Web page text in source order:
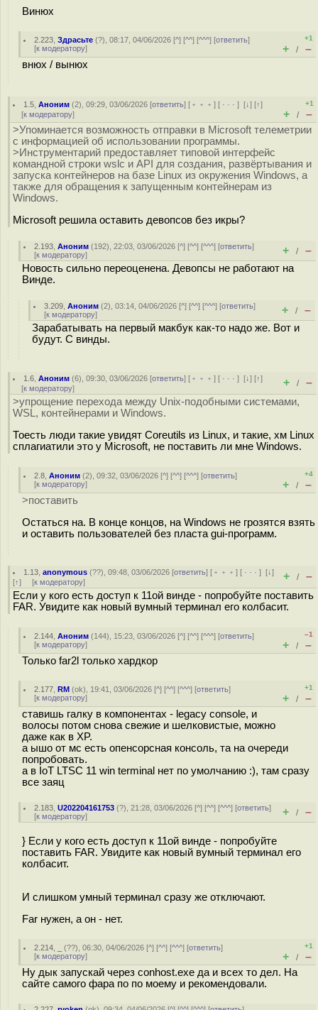
Винюх
2.223 ,Здрасьте (?), 08:17, 04/06/2026 [^] [^^] [^^^] [ответить]
[к модератору]
+1
+ / –
внюх / вынюх
1.5 ,Аноним (2), 09:29, 03/06/2026 [ответить] [ ﹢﹢﹢] [ · · ·][↓] [↑]
[к модератору]
+1
+ / –
>Упоминается возможность отправки в Microsoft телеметрии
с информацией об использовании программы.
>Инструментарий предоставляет типовой интерфейс
командной строки wslc и API для создания, развёртывания и
запуска контейнеров на базе Linux из окружения Windows, а
также для обращения к запущенным контейнерам из
Windows.
Microsoft решила оставить девопсов без икры?
2.193 ,Аноним (192), 22:03, 03/06/2026 [^] [^^] [^^^] [ответить]
[к модератору] + / –
Новость сильно переоценена. Девопсы не работают на
Винде.
3.209 ,Аноним (2), 03:14, 04/06/2026 [^] [^^] [^^^] [ответить]
[к модератору] + / –
Зарабатывать на первый макбук как-то надо же. Вот и
будут. С винды.
1.6 ,Аноним (6), 09:30, 03/06/2026 [ответить] [ ﹢﹢﹢] [ · · ·][↓] [↑]
[к модератору] + / –
>упрощение перехода между Unix-подобными системами,
WSL, контейнерами и Windows.
Тоесть люди такие увидят Coreutils из Linux, и такие, хм Linux
сплагиатили это у Microsoft, не поставить ли мне Windows.
2.8 ,Аноним (2), 09:32, 03/06/2026 [^] [^^] [^^^] [ответить]
[к модератору]
+4
+ / –
>поставить
Остаться на. В конце концов, на Windows не грозятся взять
и оставить пользователей без пласта gui-программ.
1.13 ,anonymous (??), 09:48, 03/06/2026 [ответить] [ ﹢﹢﹢] [ · · ·][↓]
[↑] [к модератору] + / –
Если у кого есть доступ к 11ой винде - попробуйте поставить
FAR. Увидите как новый вумный терминал его колбасит.
2.144 ,Аноним (144), 15:23, 03/06/2026 [^] [^^] [^^^] [ответить]
[к модератору]
–1
+ / –
Только far2l только хардкор
2.177 ,RM (ok), 19:41, 03/06/2026 [^] [^^] [^^^] [ответить]
[к модератору]
+1
+ / –
ставишь галку в компонентах - legacy console, и
волосы потом снова свежие и шелковистые, можно
даже как в XP.
а ышо от мс есть опенсорсная консоль, та на очереди
попробовать.
а в IoT LTSC 11 win terminal нет по умолчанию :), там сразу
все заяц
2.183 ,U202204161753 (?), 21:28, 03/06/2026 [^] [^^] [^^^] [ответить]
[к модератору] + / –
} Если у кого есть доступ к 11ой винде - попробуйте
поставить FAR. Увидите как новый вумный терминал его
колбасит.
И слишком умный терминал сразу же отключают.
Far нужен, а он - нет.
2.214 (??), 06:30, 04/06/2026 [^] [^^] [^^^] [ответить]
[к модератору]
+1
+ / –
Ну дык запускай через conhost.exe да и всех то дел. На
сайте самого фара по по моему и рекомендовали.